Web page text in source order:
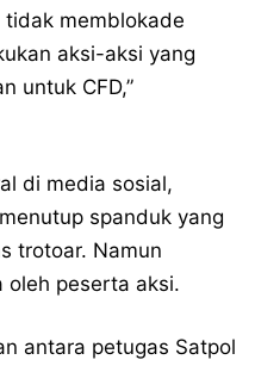
tidak memblokade
aksi-aksi yang
untuk CFD,”
di media sosial,
spanduk yang
trotoar. Namun
oleh peserta aksi.
antara petugas Satpol